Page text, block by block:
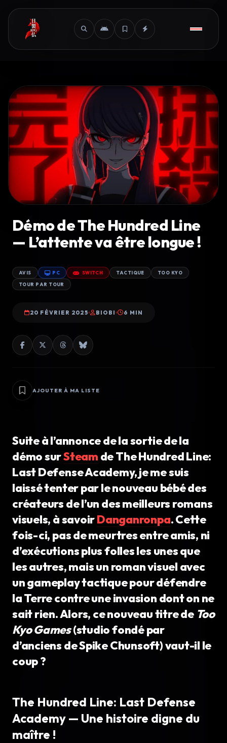
Démo de The Hundred Line
— L’attente va être longue !
AVIS PC SWITCH TACTIQUE TOO KYO
TOUR PAR TOUR
20 FÉVRIER 2025 BIOBI 6 MIN
AJOUTER À MA LISTE
Suite à l’annonce de la sortie de la
démo surSteam de The Hundred Line:
Last Defense Academy, je me suis
laissé tenter par le nouveau bébé des
créateurs de l’un des meilleurs romans
visuels, à savoirDanganronpa. Cette
fois-ci, pas de meurtres entre amis, ni
d’exécutions plus folles les unes que
les autres, mais un roman visuel avec
un gameplay tactique pour défendre
la Terre contre une invasion dont on ne
sait rien. Alors, ce nouveau titre de Too
Kyo Games(studio fondé par
d’anciens de Spike Chunsoft) vaut-il le
coup ?
The Hundred Line: Last Defense
Academy — Une histoire digne du
maître !